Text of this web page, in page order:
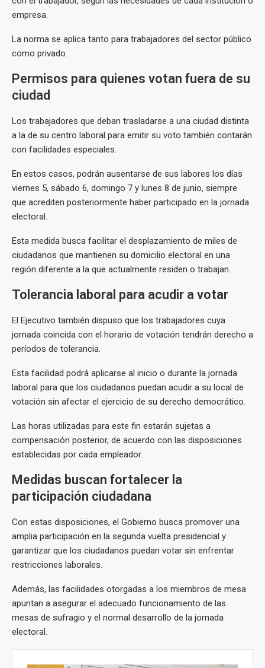
empresa.
La norma se aplica tanto para trabajadores del sector público
como privado.
Permisos para quienes votan fuera de su
ciudad
Los trabajadores que deban trasladarse a una ciudad distinta
a la de su centro laboral para emitir su voto también contarán
con facilidades especiales.
En estos casos, podrán ausentarse de sus labores los días
viernes 5, sábado 6, domingo 7 y lunes 8 de junio, siempre
que acrediten posteriormente haber participado en la jornada
electoral.
Esta medida busca facilitar el desplazamiento de miles de
ciudadanos que mantienen su domicilio electoral en una
región diferente a la que actualmente residen o trabajan.
Tolerancia laboral para acudir a votar
El Ejecutivo también dispuso que los trabajadores cuya
jornada coincida con el horario de votación tendrán derecho a
períodos de tolerancia.
Esta facilidad podrá aplicarse al inicio o durante la jornada
laboral para que los ciudadanos puedan acudir a su local de
votación sin afectar el ejercicio de su derecho democrático.
Las horas utilizadas para este fin estarán sujetas a
compensación posterior, de acuerdo con las disposiciones
establecidas por cada empleador.
Medidas buscan fortalecer la
participación ciudadana
Con estas disposiciones, el Gobierno busca promover una
amplia participación en la segunda vuelta presidencial y
garantizar que los ciudadanos puedan votar sin enfrentar
restricciones laborales.
Además, las facilidades otorgadas a los miembros de mesa
apuntan a asegurar el adecuado funcionamiento de las
mesas de sufragio y el normal desarrollo de la jornada
electoral.